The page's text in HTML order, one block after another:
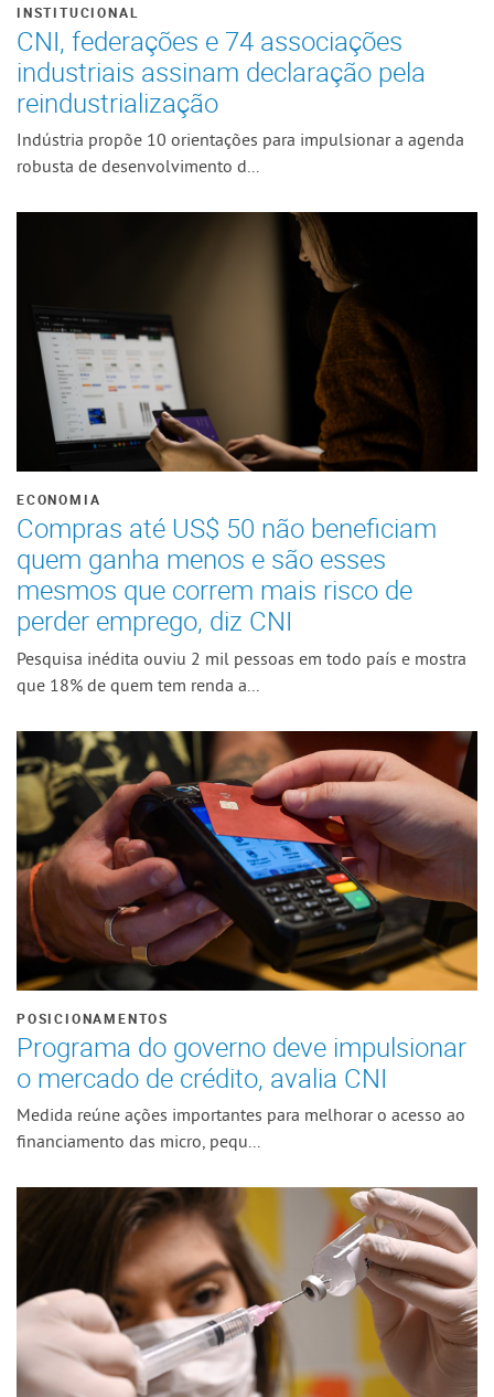
INSTITUCIONAL
CNI, federações e 74 associações
industriais assinam declaração pela
reindustrialização
Indústria propõe 10 orientações para impulsionar a agenda
robusta de desenvolvimento d...
ECONOMIA
Compras até US$ 50 não beneficiam
quem ganha menos e são esses
mesmos que correm mais risco de
perder emprego, diz CNI
Pesquisa inédita ouviu 2 mil pessoas em todo país e mostra
que 18% de quem tem renda a...
POSICIONAMENTOS
Programa do governo deve impulsionar
o mercado de crédito, avalia CNI
Medida reúne ações importantes para melhorar o acesso ao
financiamento das micro, pequ...